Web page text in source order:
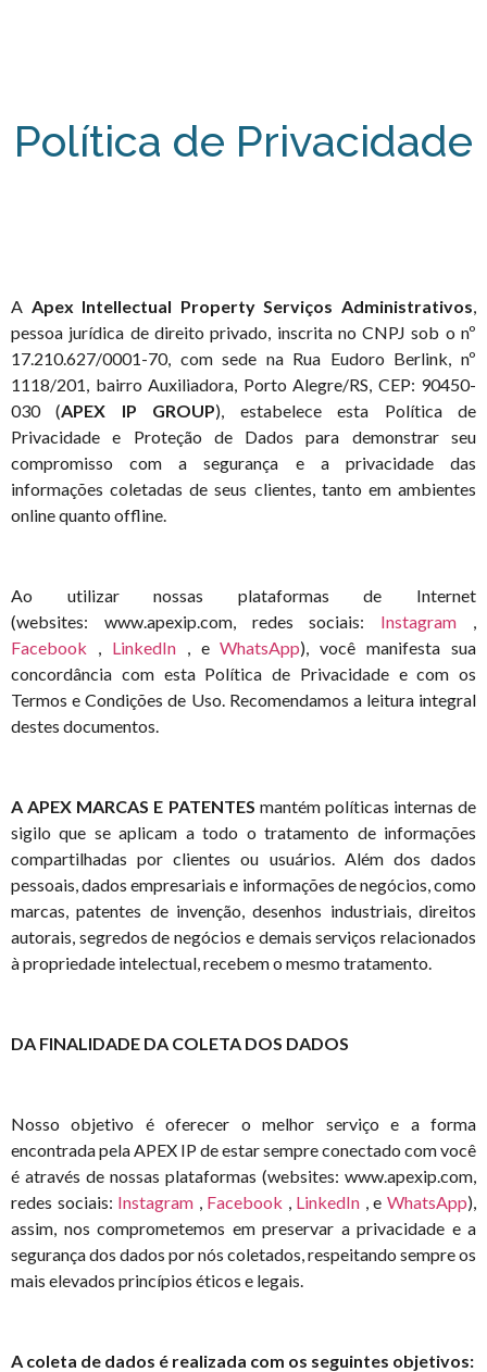
Política de Privacidade
A Apex Intellectual Property Serviços Administrativos,
pessoa jurídica de direito privado, inscrita no CNPJ sob o nº
17.210.627/0001-70, com sede na Rua Eudoro Berlink, nº
1118/201, bairro Auxiliadora, Porto Alegre/RS, CEP: 90450-
030 (APEX IP GROUP), estabelece esta Política de
Privacidade e Proteção de Dados para demonstrar seu
compromisso com a segurança e a privacidade das
informações coletadas de seus clientes, tanto em ambientes
online quanto offline.
Ao utilizar nossas plataformas de Internet
(websites: www.apexip.com, redes sociais: Instagram ,
Facebook , LinkedIn, eWhatsApp), você manifesta sua
concordância com esta Política de Privacidade e com os
Termos e Condições de Uso. Recomendamos a leitura integral
destes documentos.
A APEX MARCAS E PATENTES mantém políticas internas de
sigilo que se aplicam a todo o tratamento de informações
compartilhadas por clientes ou usuários. Além dos dados
pessoais, dados empresariais e informações de negócios, como
marcas, patentes de invenção, desenhos industriais, direitos
autorais, segredos de negócios e demais serviços relacionados
à propriedade intelectual, recebem o mesmo tratamento.
DA FINALIDADE DA COLETA DOS DADOS
Nosso objetivo é oferecer o melhor serviço e a forma
encontrada pela APEX IP de estar sempre conectado com você
é através de nossas plataformas (websites: www.apexip.com,
redes sociais: Instagram , Facebook , LinkedIn , eWhatsApp),
assim, nos comprometemos em preservar a privacidade e a
segurança dos dados por nós coletados, respeitando sempre os
mais elevados princípios éticos e legais.
A coleta de dados é realizada com os seguintes objetivos: